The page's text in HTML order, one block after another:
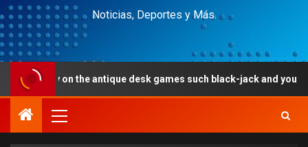
Noticias, Deportes y Más.
the antique desk games such black-jack and you can roulette